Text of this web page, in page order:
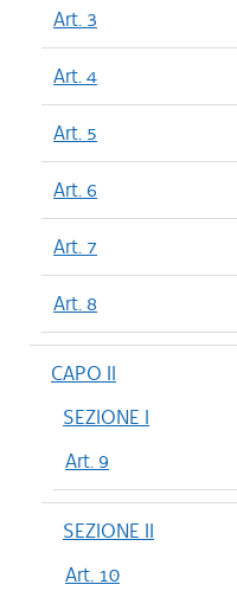
Art. 3
Art. 4
Art. 5
Art. 6
Art. 7
Art. 8
CAPO II
SEZIONE I
Art. 9
SEZIONE II
Art. 10